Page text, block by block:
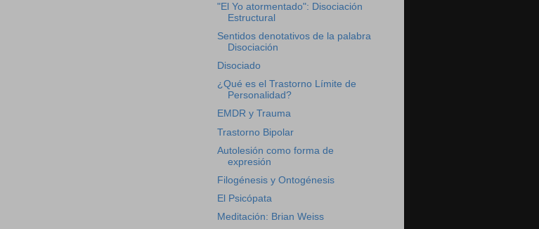
"El Yo atormentado": Disociación
Estructural
Sentidos denotativos de la palabra
Disociación
Disociado
¿Qué es el Trastorno Límite de
Personalidad?
EMDR y Trauma
Trastorno Bipolar
Autolesión como forma de
expresión
Filogénesis y Ontogénesis
El Psicópata
Meditación: Brian Weiss